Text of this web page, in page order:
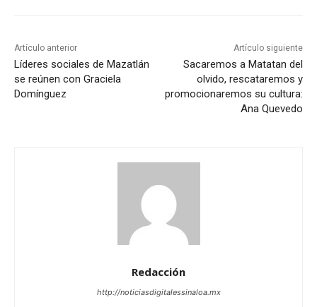
Artículo anterior
Líderes sociales de Mazatlán
se reúnen con Graciela
Domínguez
Artículo siguiente
Sacaremos a Matatan del
olvido, rescataremos y
promocionaremos su cultura:
Ana Quevedo
Redacción
http://noticiasdigitalessinaloa.mx